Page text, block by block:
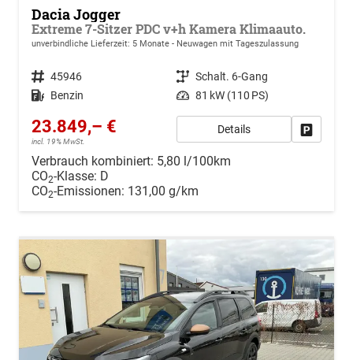
Dacia Jogger
Extreme 7-Sitzer PDC v+h Kamera Klimaauto.
unverbindliche Lieferzeit: 5 Monate Neuwagen mit Tageszulassung
Fahrzeugnr. 45946 Getriebe Schalt. 6-Gang
Kraftstoff Benzin Leistung 81 kW (110 PS)
23.849,– €
incl. 19% MwSt.
Details
Verbrauch kombiniert: 5,80 l/100km
CO2-Klasse: D
CO2-Emissionen: 131,00 g/km